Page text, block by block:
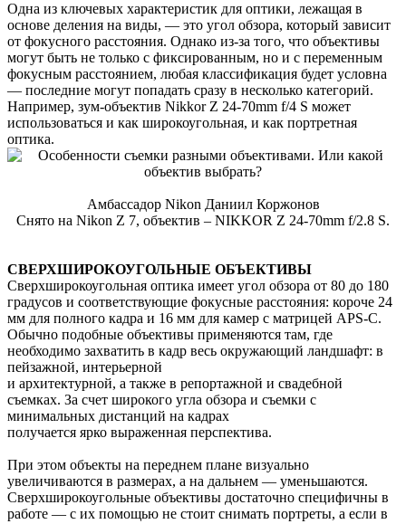
Одна из ключевых характеристик для оптики, лежащая в
основе деления на виды, — это угол обзора, который зависит
от фокусного расстояния. Однако из-за того, что объективы
могут быть не только с фиксированным, но и с переменным
фокусным расстоянием, любая классификация будет условна
— последние могут попадать сразу в несколько категорий.
Например, зум-объектив Nikkor Z 24-70mm f/4 S может
использоваться и как широкоугольная, и как портретная
оптика.
Амбассадор Nikon Даниил Коржонов
Снято на Nikon Z 7, объектив – NIKKOR Z 24-70mm f/2.8 S.
СВЕРХШИРОКОУГОЛЬНЫЕ ОБЪЕКТИВЫ
Сверхширокоугольная оптика имеет угол обзора от 80 до 180
градусов и соответствующие фокусные расстояния: короче 24
мм для полного кадра и 16 мм для камер с матрицей APS-C.
Обычно подобные объективы применяются там, где
необходимо захватить в кадр весь окружающий ландшафт: в
пейзажной, интерьерной
и архитектурной, а также в репортажной и свадебной
съемках. За счет широкого угла обзора и съемки с
минимальных дистанций на кадрах
получается ярко выраженная перспектива.
При этом объекты на переднем плане визуально
увеличиваются в размерах, а на дальнем — уменьшаются.
Сверхширокоугольные объективы достаточно специфичны в
работе — с их помощью не стоит снимать портреты, а если в